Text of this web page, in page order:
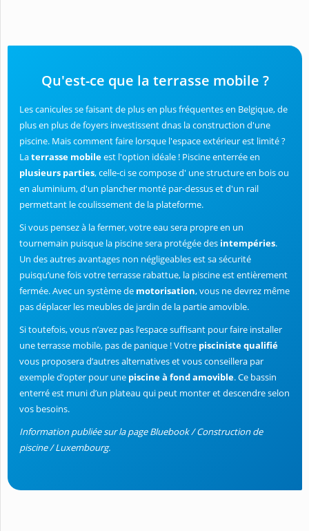
Qu'est-ce que la terrasse mobile ?
Les canicules se faisant de plus en plus fréquentes en Belgique, de
plus en plus de foyers investissent dnas la construction d'une
piscine. Mais comment faire lorsque l'espace extérieur est limité ?
Laterrasse mobileest l'option idéale ! Piscine enterrée en
plusieurs parties, celle-ci se compose d' une structure en bois ou
en aluminium, d'un plancher monté par-dessus et d'un rail
permettant le coulissement de la plateforme.
Si vous pensez à la fermer, votre eau sera propre en un
tournemain puisque la piscine sera protégée des intempéries.
Un des autres avantages non négligeables est sa sécurité
puisqu’une fois votre terrasse rabattue, la piscine est entièrement
fermée. Avec un système de motorisation, vous ne devrez même
pas déplacer les meubles de jardin de la partie amovible.
Si toutefois, vous n’avez pas l’espace suffisant pour faire installer
une terrasse mobile, pas de panique ! Votre pisciniste qualifié
vous proposera d’autres alternatives et vous conseillera par
exemple d’opter pour une piscine à fond amovible. Ce bassin
enterré est muni d’un plateau qui peut monter et descendre selon
vos besoins.
Information publiée sur la page Bluebook / Construction de
piscine / Luxembourg.